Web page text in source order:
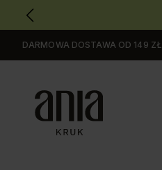
GŁÓWNEJ
ZAWARTOŚCI
MENU
DARMOWA DOSTAWA OD 149 ZŁ